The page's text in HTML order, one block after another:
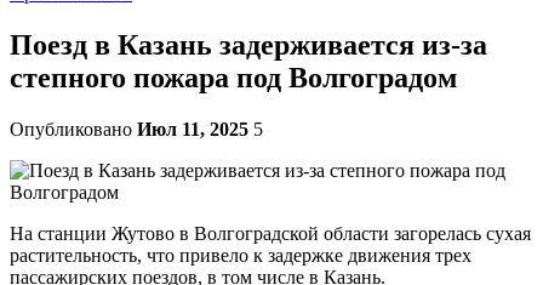
Поезд в Казань задерживается из-за
степного пожара под Волгоградом
Опубликовано Июл 11, 2025 5
На станции Жутово в Волгоградской области загорелась сухая
растительность, что привело к задержке движения трех
пассажирских поездов, в том числе в Казань.